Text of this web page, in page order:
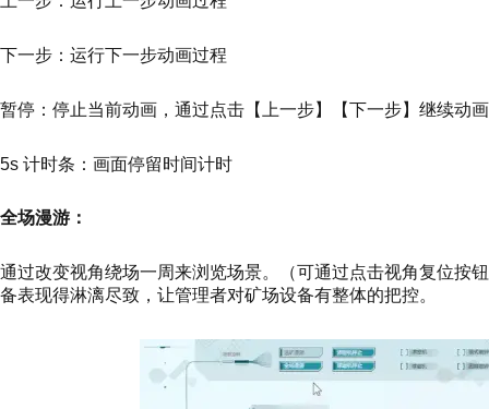
下一步：运行下一步动画过程
暂停：停止当前动画，通过点击【上一步】【下一步】继续动画
5s 计时条：画面停留时间计时
全场漫游：
通过改变视角绕场一周来浏览场景。（可通过点击视角复位按
备表现得淋漓尽致，让管理者对矿场设备有整体的把控。